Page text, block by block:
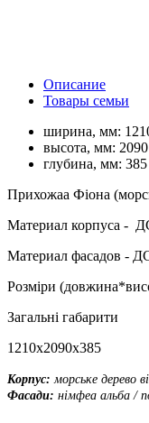
Описание
Товары семьи
ширина, мм:
высота, мм: 2090
глубина, мм: 385
Прихожаа Фіона
Материал корпуса -
Материал фасадов -
Розміри
Загальні габарити
1210х2090х385
Корпус: морське дерево
Фасади: німфеа альба /